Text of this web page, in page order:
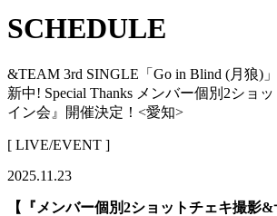
SCHEDULE
&TEAM 3rd SINGLE「Go in Blind (月狼)
新中! Special Thanks メンバー個別2ショ
イン会』開催決定！<愛知>
[ LIVE/EVENT ]
2025.11.23
【『メンバー個別2ショットチェキ撮影&